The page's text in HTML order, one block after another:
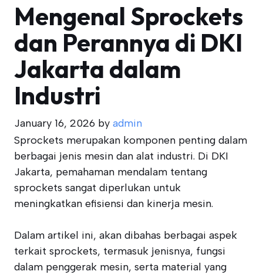
Mengenal Sprockets
dan Perannya di DKI
Jakarta dalam
Industri
January 16, 2026 by admin
Sprockets merupakan komponen penting dalam
berbagai jenis mesin dan alat industri. Di DKI
Jakarta, pemahaman mendalam tentang
sprockets sangat diperlukan untuk
meningkatkan efisiensi dan kinerja mesin.
Dalam artikel ini, akan dibahas berbagai aspek
terkait sprockets, termasuk jenisnya, fungsi
dalam penggerak mesin, serta material yang